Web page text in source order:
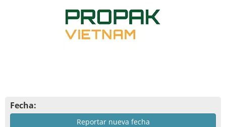
Fecha:
Reportar nueva fecha